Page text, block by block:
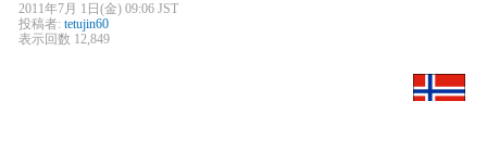
2011年7月 1日(金) 09:06 JST
投稿者: tetujin60
表示回数 12,849